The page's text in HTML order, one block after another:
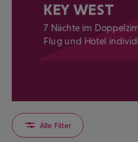
KEY WEST
7 Nächte im
Flug und Hotel
Alle Filter